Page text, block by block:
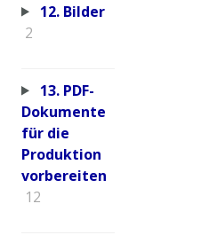
12. Bilder
2
13. PDF-
Dokumente
für die
Produktion
vorbereiten
12